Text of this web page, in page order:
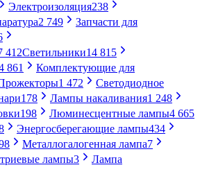
Электроизоляция238
2 749
Запчасти для
412Светильники14 815
861
Комплектующие для
1 472
Светодиодное
178 Лампы накаливания1 248
198 Люминесцентные лампы4 665
Энергосберегающие лампы434
Металлогалогенная лампа7
лампы3
Лампа